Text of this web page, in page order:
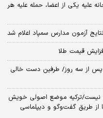
علیه یکی از اعضا، حمله علیه هر
آزمون مدارس سمپاد اعلام شد
پس از سه روز/ طرفین دست خالی
نیست/ترکیه موضع اصولی خویش
از طریق گفت‌وگو و دیپلماسی